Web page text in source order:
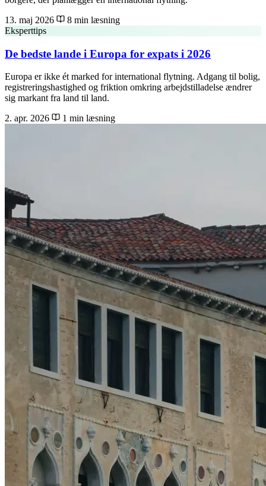
13. maj 2026
8 min læsning
Eksperttips
De bedste lande i Europa for expats i 2026
Europa er ikke ét marked for international flytning. Adgang til bolig,
registreringshastighed og friktion omkring arbejdstilladelse ændrer
sig markant fra land til land.
2. apr. 2026
1 min læsning